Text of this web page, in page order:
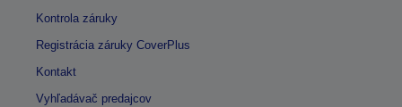
Kontrola záruky
Registrácia záruky CoverPlus
Kontakt
Vyhľadávač predajcov